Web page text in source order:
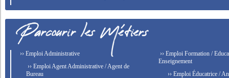
›› Emploi Administrative
›› Emploi Agent Administrative / Agent de
Bureau
›› Emploi Formation /
Enseignement
›› Emploi Éducatrice /